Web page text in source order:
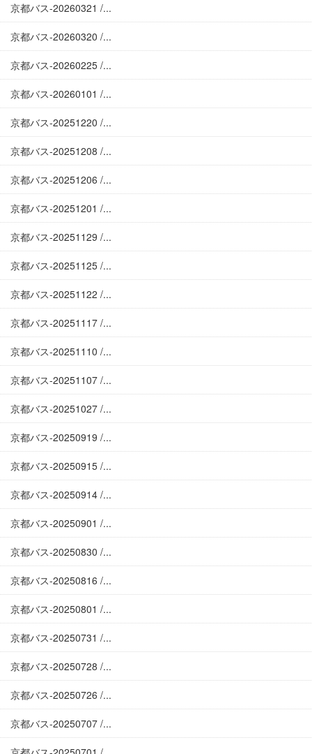
京都バス-20260321 /...
京都バス-20260320 /...
京都バス-20260225 /...
京都バス-20260101 /...
京都バス-20251220 /...
京都バス-20251208 /...
京都バス-20251206 /...
京都バス-20251201 /...
京都バス-20251129 /...
京都バス-20251125 /...
京都バス-20251122 /...
京都バス-20251117 /...
京都バス-20251110 /...
京都バス-20251107 /...
京都バス-20251027 /...
京都バス-20250919 /...
京都バス-20250915 /...
京都バス-20250914 /...
京都バス-20250901 /...
京都バス-20250830 /...
京都バス-20250816 /...
京都バス-20250801 /...
京都バス-20250731 /...
京都バス-20250728 /...
京都バス-20250726 /...
京都バス-20250707 /...